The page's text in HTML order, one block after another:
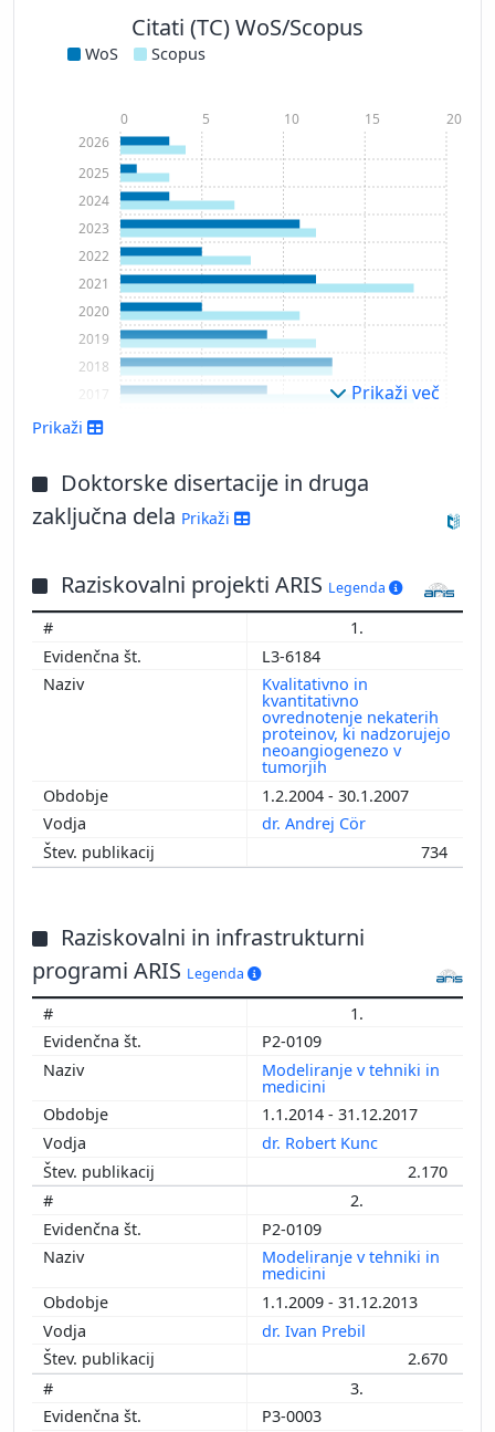
Citati (TC) WoS/Scopus
WoS Scopus
2000
2002
2009
2010
2013
2014
2016
2017
2018
2019
2020
2021
2022
2023
2024
2025
2026
0 5 10 15 20
Prikaži več
Prikaži
Doktorske disertacije in druga
zaključna dela Prikaži
Raziskovalni projekti ARIS Legenda
1.
L3-6184
Kvalitativno in
kvantitativno
ovrednotenje nekaterih
proteinov, ki nadzorujejo
neoangiogenezo v
tumorjih
1.2.2004 - 30.1.2007
dr. Andrej Cör
734
Raziskovalni in infrastrukturni
programi ARIS Legenda
1.
P2-0109
Modeliranje v tehniki in
medicini
1.1.2014 - 31.12.2017
dr. Robert Kunc
2.170
2.
P2-0109
Modeliranje v tehniki in
medicini
1.1.2009 - 31.12.2013
dr. Ivan Prebil
2.670
3.
P3-0003